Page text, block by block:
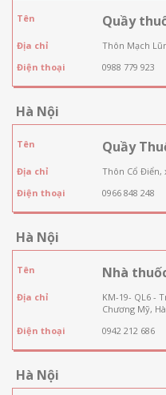
Tên Quầy
Địa chỉ
Thôn Mạch
Điện thoại
0988 779 923
Hà Nội
Tên Quầy
Địa chỉ
Thôn Cổ Điển,
Điện thoại
0966 848 248
Hà Nội
Tên Nhà
Địa chỉ
KM-19- QL6 -
Chương Mỹ,
Điện thoại
0942 212 686
Hà Nội